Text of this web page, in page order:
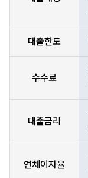
대출한도
수수료
대출금리
연체이자율